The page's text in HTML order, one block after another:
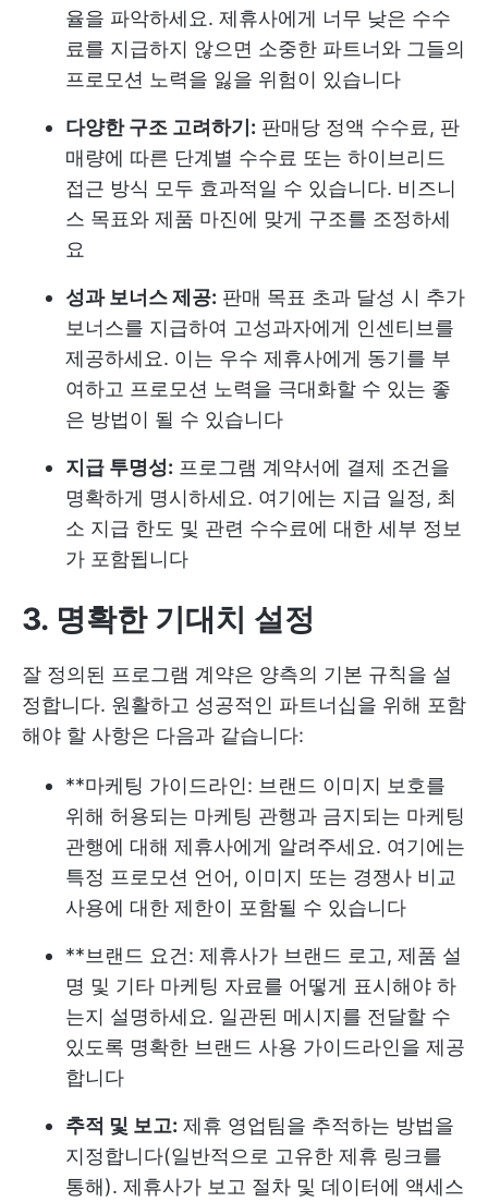
율을 파악하세요. 제휴사에게 너무 낮은 수수
료를 지급하지 않으면 소중한 파트너와 그들의
프로모션 노력을 잃을 위험이 있습니다
다양한 구조 고려하기: 판매당 정액 수수료, 판
매량에 따른 단계별 수수료 또는 하이브리드
접근 방식 모두 효과적일 수 있습니다. 비즈니
스 목표와 제품 마진에 맞게 구조를 조정하세
요
성과 보너스 제공: 판매 목표 초과 달성 시 추가
보너스를 지급하여 고성과자에게 인센티브를
제공하세요. 이는 우수 제휴사에게 동기를 부
여하고 프로모션 노력을 극대화할 수 있는 좋
은 방법이 될 수 있습니다
지급 투명성: 프로그램 계약서에 결제 조건을
명확하게 명시하세요. 여기에는 지급 일정, 최
소 지급 한도 및 관련 수수료에 대한 세부 정보
가 포함됩니다
3. 명확한 기대치 설정
잘 정의된 프로그램 계약은 양측의 기본 규칙을 설
정합니다. 원활하고 성공적인 파트너십을 위해 포함
해야 할 사항은 다음과 같습니다:
**마케팅 가이드라인: 브랜드 이미지 보호를
위해 허용되는 마케팅 관행과 금지되는 마케팅
관행에 대해 제휴사에게 알려주세요. 여기에는
특정 프로모션 언어, 이미지 또는 경쟁사 비교
사용에 대한 제한이 포함될 수 있습니다
**브랜드 요건: 제휴사가 브랜드 로고, 제품 설
명 및 기타 마케팅 자료를 어떻게 표시해야 하
는지 설명하세요. 일관된 메시지를 전달할 수
있도록 명확한 브랜드 사용 가이드라인을 제공
합니다
추적 및 보고: 제휴 영업팀을 추적하는 방법을
지정합니다(일반적으로 고유한 제휴 링크를
통해). 제휴사가 보고 절차 및 데이터에 액세스